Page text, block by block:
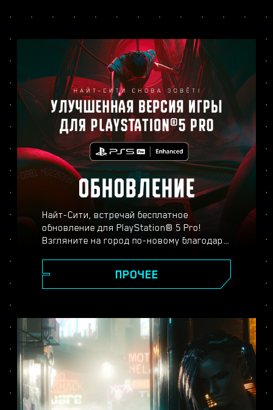
ОБНОВЛЕНИЕ
Найт-Сити, встречай бесплатное
обновление для PlayStation® 5 Pro!
Взгляните на город по-новому благодаря
трассировки лучей, повышенной частоте
кадров и другим улучшениям. Выберите
производительности, трассировки лучей
или трассировки лучей для Pro — и
оцените реалистичность изображения,
плавность игрового процесса и другие
новшества в версии Cyberpunk 2077 для
PS5® Pro.
ПРОЧЕЕ